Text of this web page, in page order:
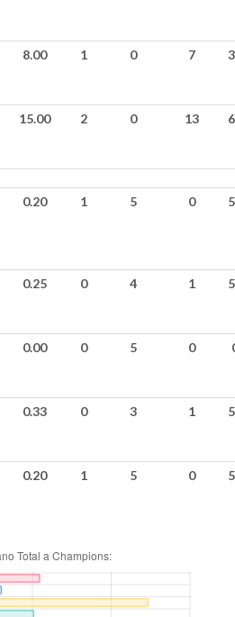
8.00 1 0 7
15.00 2 0 13
0.20 1 5 0
0.25 0 4 1
0.00 0 5 0
0.33 0 3 1
0.20 1 5 0